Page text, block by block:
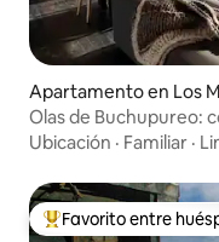
Apartamento en Los
Olas de Buchupureo:
Ubicación · Familiar ·
Favorito entre
Favorito entre